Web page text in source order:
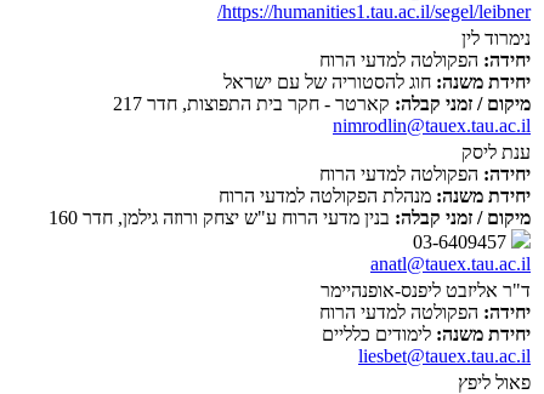
https://humanities1.tau.ac.il/segel/leibner/
נימרוד לין
יחידה: הפקולטה למדעי הרוח
יחידת משנה: חוג להסטוריה של עם ישראל
מיקום / זמני קבלה: קארטר - חקר בית התפוצות, חדר 217
nimrodlin@tauex.tau.ac.il
ענת ליסק
יחידה: הפקולטה למדעי הרוח
יחידת משנה: מנהלת הפקולטה למדעי הרוח
מיקום / זמני קבלה: בנין מדעי הרוח ע"ש יצחק ורוזה גילמן, חדר 160
anatl@tauex.tau.ac.il
ד"ר אליזבט ליפנס-אופנהיימר
יחידה: הפקולטה למדעי הרוח
יחידת משנה: לימודים כלליים
liesbet@tauex.tau.ac.il
פאול ליפץ